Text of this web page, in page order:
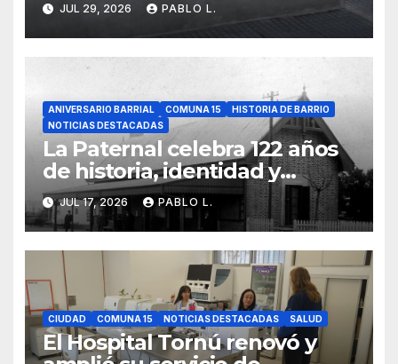
JUL 29, 2026 PABLO L.
ANIVERSARIO BARRIAL COMUNA 15
HISTORIA DE BARRIO
NOTICIAS DESTACADAS
La Paternal celebra 122 años
de historia, identidad y
memoria barrial
JUL 17, 2026 PABLO L.
CIUDAD COMUNA 15 NOTICIAS DESTACADAS SALUD
El Hospital Tornú renovó y